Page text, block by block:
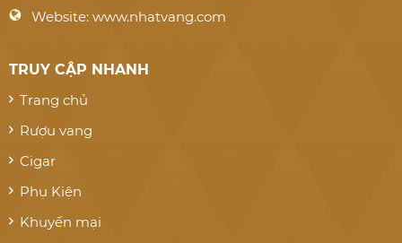
Website: www.nhatvang.com
TRUY CẬP NHANH
Trang chủ
Rượu vang
Cigar
Phụ Kiện
Khuyến mại